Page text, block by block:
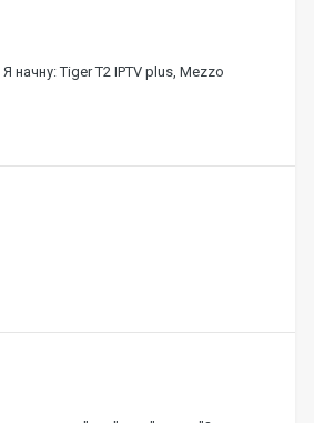
Tiger T2 IPTV plus, Mezzo